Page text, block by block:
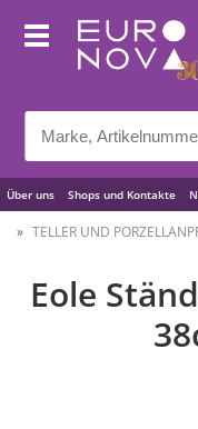
Über uns Shops und Kontakte
Nützliche Tipps
TELLER UND
Eole